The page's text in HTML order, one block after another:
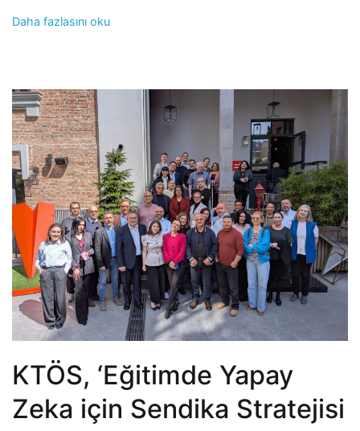
Daha fazlasını oku
KTÖS, ‘Eğitimde Yapay
Zeka için Sendika Stratejisi